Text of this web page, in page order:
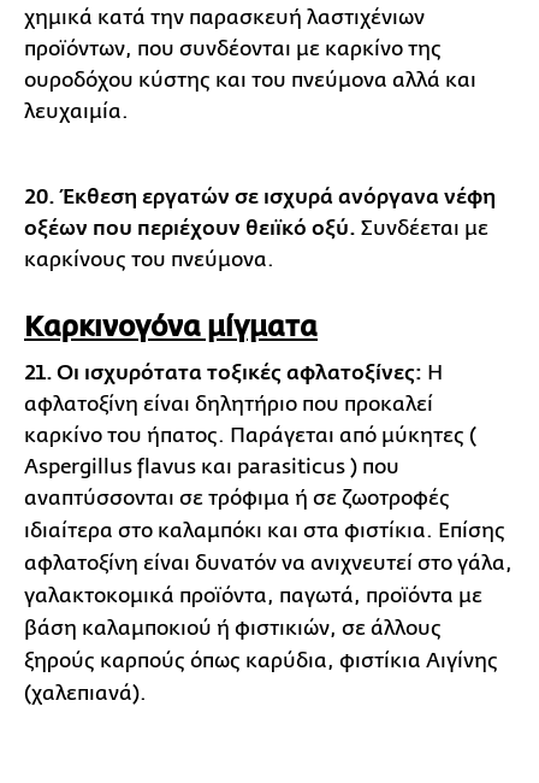
χημικά κατά την παρασκευή λαστιχένιων
προϊόντων, που συνδέονται με καρκίνο της
ουροδόχου κύστης και του πνεύμονα αλλά και
λευχαιμία.
20. Έκθεση εργατών σε ισχυρά ανόργανα νέφη
οξέων που περιέχουν θειϊκό οξύ. Συνδέεται με
καρκίνους του πνεύμονα.
Καρκινογόνα μίγματα
21. Οι ισχυρότατα τοξικές αφλατοξίνες: Η
αφλατοξίνη είναι δηλητήριο που προκαλεί
καρκίνο του ήπατος. Παράγεται από μύκητες (
Aspergillus flavus και parasiticus ) που
αναπτύσσονται σε τρόφιμα ή σε ζωοτροφές
ιδιαίτερα στο καλαμπόκι και στα φιστίκια. Επίσης
αφλατοξίνη είναι δυνατόν να ανιχνευτεί στο γάλα,
γαλακτοκομικά προϊόντα, παγωτά, προϊόντα με
βάση καλαμποκιού ή φιστικιών, σε άλλους
ξηρούς καρπούς όπως καρύδια, φιστίκια Αιγίνης
(χαλεπιανά).